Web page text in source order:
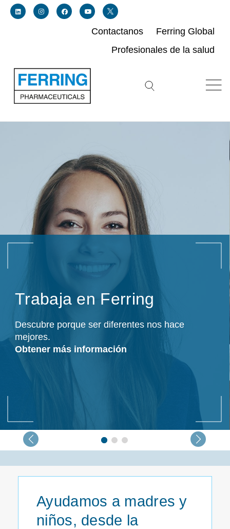
Contactanos
Ferring Global
Profesionales de la salud
Search icon button
Trabaja en Ferring
Descubre porque ser diferentes nos hace
mejores.
Obtener más información
Ayudamos a madres y
niños, desde la